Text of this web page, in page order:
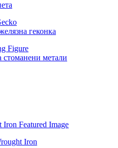
геконка
стоманени метали